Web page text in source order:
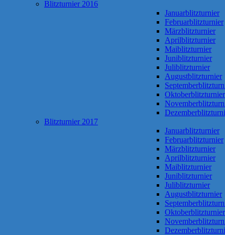
Blitzturnier 2016
Januarblitzturnier
Februarblitzturnier
Märzblitzturnier
Aprilblitzturnier
Maiblitzturnier
Juniblitzturnier
Juliblitzturnier
Augustblitzturnier
Oktoberblitzturnier
Blitzturnier 2017
Januarblitzturnier
Februarblitzturnier
Märzblitzturnier
Aprilblitzturnier
Maiblitzturnier
Juniblitzturnier
Juliblitzturnier
Augustblitzturnier
Oktoberblitzturnier